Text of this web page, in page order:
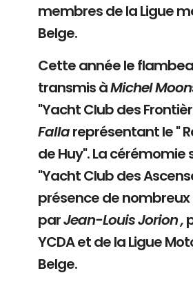
membres de la Ligue
Belge.
Cette année le
transmis àMichel
"Yacht Club des
Fallareprésentant le "
de Huy". La cérémomie
"Yacht Club des
présence de
parJean-Louis Jorion ,
YCDA et de la Ligue
Belge.